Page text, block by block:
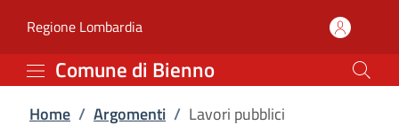
Lavori pubblici |
Regione Lombardia(apre in un'altra scheda).
Comune di Bienno
Home / Argomenti / Lavori pubblici